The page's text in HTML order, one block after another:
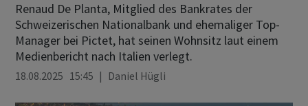
Renaud De Planta, Mitglied des Bankrates der
Schweizerischen Nationalbank und ehemaliger Top-
Manager bei Pictet, hat seinen Wohnsitz laut einem
Medienbericht nach Italien verlegt.
18.08.2025 15:45 Daniel Hügli